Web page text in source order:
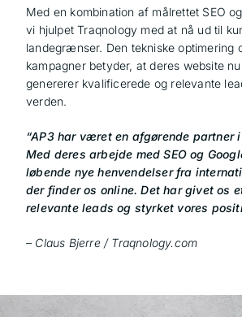
Med en kombination af målrettet SEO
vi hjulpet Traqnology med at nå ud til
landegrænser. Den tekniske optimering
kampagner betyder, at deres website
genererer kvalificerede og relevante
verden.
“AP3 har været en afgørende partner
Med deres arbejde med SEO og
løbende nye henvendelser fra
der finder os online. Det har givet os
relevante leads og styrket vores
– Claus Bjerre / Traqnology.com